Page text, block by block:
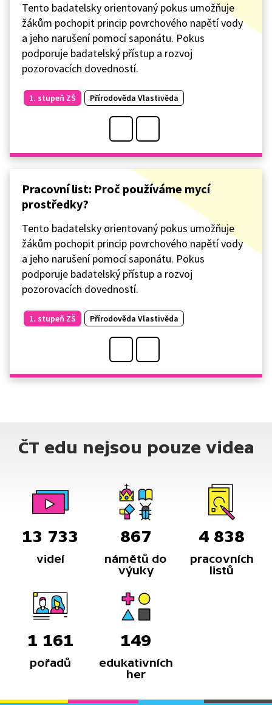
Tento badatelsky orientovaný pokus umožňuje
žákům pochopit princip povrchového napětí vody
a jeho narušení pomocí saponátu. Pokus
podporuje badatelský přístup a rozvoj
pozorovacích dovedností.
1. stupeň ZŠ Přírodověda Vlastivěda
Pracovní list: Proč používáme mycí
prostředky?
Tento badatelsky orientovaný pokus umožňuje
žákům pochopit princip povrchového napětí vody
a jeho narušení pomocí saponátu. Pokus
podporuje badatelský přístup a rozvoj
pozorovacích dovedností.
1. stupeň ZŠ Přírodověda Vlastivěda
ČT edu nejsou pouze videa
13 733
videí
867
námětů do
výuky
4 838
pracovních
listů
1 161
pořadů
149
edukativních
her